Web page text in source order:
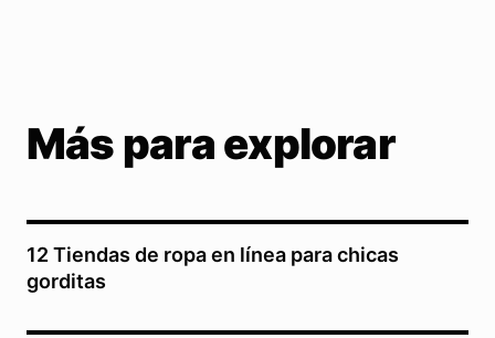
Más para explorar
12 Tiendas de ropa en línea para chicas
gorditas